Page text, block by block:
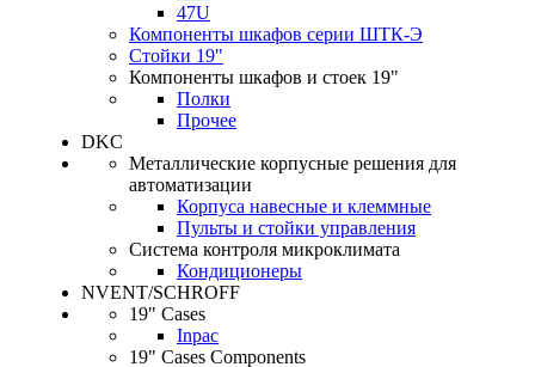
47U
Компоненты шкафов серии ШТК-Э
Стойки 19"
Компоненты шкафов и стоек 19"
Полки
Прочее
DKC
Металлические корпусные решения для
автоматизации
Корпуса навесные и клеммные
Пульты и стойки управления
Система контроля микроклимата
Кондиционеры
NVENT/SCHROFF
19" Cases
Inpac
19" Cases Components